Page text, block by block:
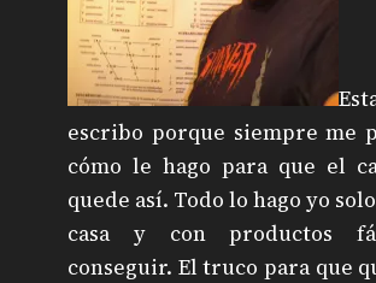
escribo porque siempre me
cómo le hago para que el
quede así. Todo lo hago yo
casa y con productos
conseguir. El truco para que